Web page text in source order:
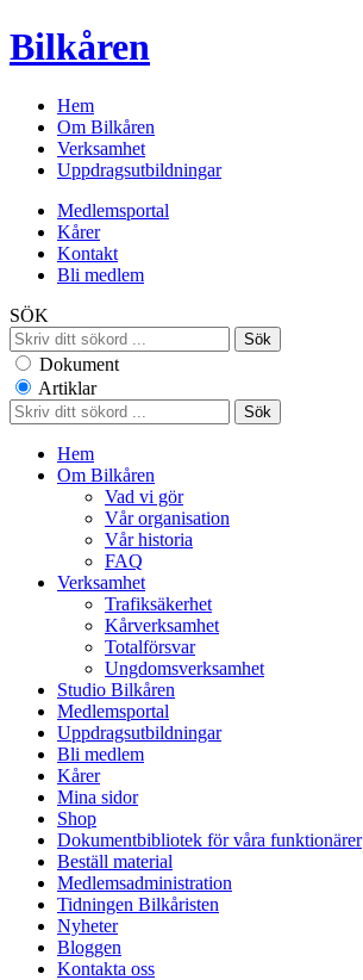
Bilkåren
Hem
Om Bilkåren
Verksamhet
Uppdragsutbildningar
Medlemsportal
Kårer
Kontakt
Bli medlem
SÖK
Dokument
Artiklar
Hem
Om Bilkåren
Vad vi gör
Vår organisation
Vår historia
FAQ
Verksamhet
Trafiksäkerhet
Kårverksamhet
Totalförsvar
Ungdomsverksamhet
Studio Bilkåren
Medlemsportal
Uppdragsutbildningar
Bli medlem
Kårer
Mina sidor
Shop
Dokumentbibliotek för våra funktionärer
Beställ material
Medlemsadministration
Tidningen Bilkåristen
Nyheter
Bloggen
Kontakta oss